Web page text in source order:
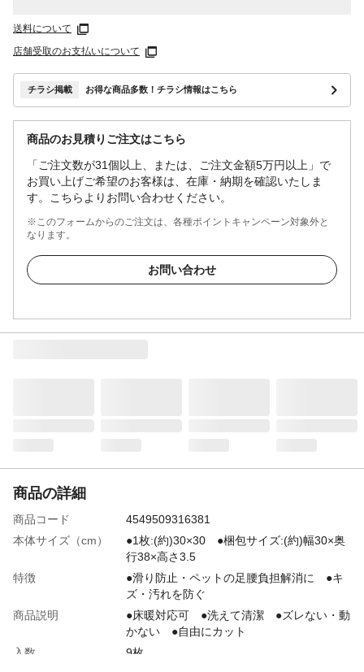
送料について
店舗受取のお支払いについて
チラシ掲載 お得な商品多数！チラシ情報はこちら
商品のお見積りご注文はこちら
「ご注文数が31個以上、または、ご注文金額5万円以上」で
お買い上げご希望のお客様は、在庫・納期を確認いたしま
す。こちらよりお問い合わせください。
※このフォームからのご注文は、各種ポイントキャンペーン対象外と
なります。
お問い合わせ
商品の詳細
商品コード
4549509316381
本体サイズ（cm）
●1枚:(約)30×30 ●梱包サイズ:(約)幅30×奥
行38×高さ3.5
特徴
●滑り防止・ペットの足腰負担解消に ●キ
ズ・汚れを防ぐ
商品説明
●床暖対応可 ●洗えて清潔 ●ズレない・動
かない ●自由にカット
入数
9枚